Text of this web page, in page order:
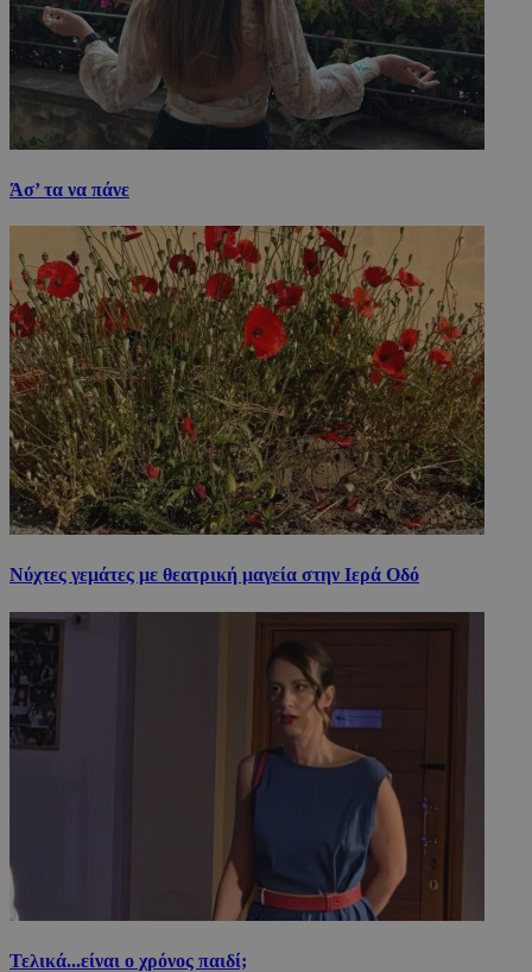
Άσ’ τα να πάνε
Νύχτες γεμάτες με θεατρική μαγεία στην Ιερά Οδό
Τελικά...είναι ο χρόνος παιδί;